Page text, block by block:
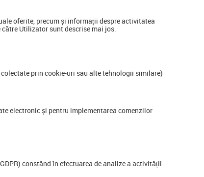
oferite, precum și informații despre activitatea
Utilizator sunt descrise mai jos.
prin cookie-uri sau alte tehnologii similare)
electronic și pentru implementarea comenzilor
constând în efectuarea de analize a activității